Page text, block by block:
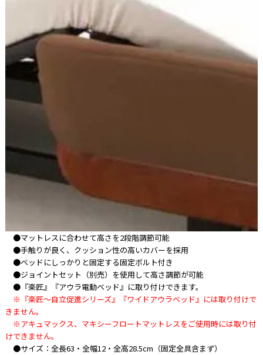
●マットレスに合わせて高さを2段階調節可能
●手触りが良く、クッション性の高いカバーを採用
●ベッドにしっかりと固定する固定ボルト付き
●ジョイントセット（別売）を使用して高さ調節が可能
●『楽匠』『アウラ電動ベッド』に取り付けできます。
※『楽匠～自立促進シリーズ』『ワイドアウラベッド』には取り付けで
きません。
※アキュマックス、マキシーフロートマットレスをご使用時には取り付
けできません。
●サイズ：全長63・全幅12・全高28.5cm（固定全具含まず）